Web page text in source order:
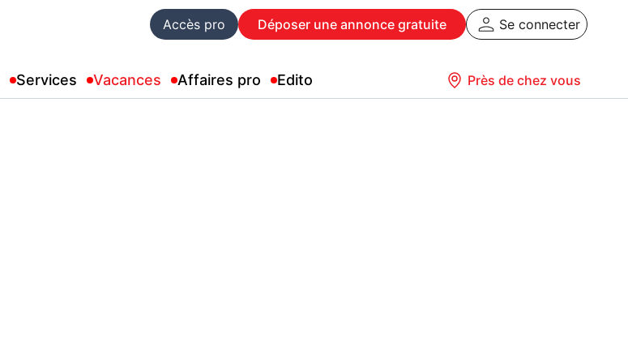
Accès pro Déposer une annonce gratuite Se connecter
Services Vacances Affaires pro Edito Près de chez vous